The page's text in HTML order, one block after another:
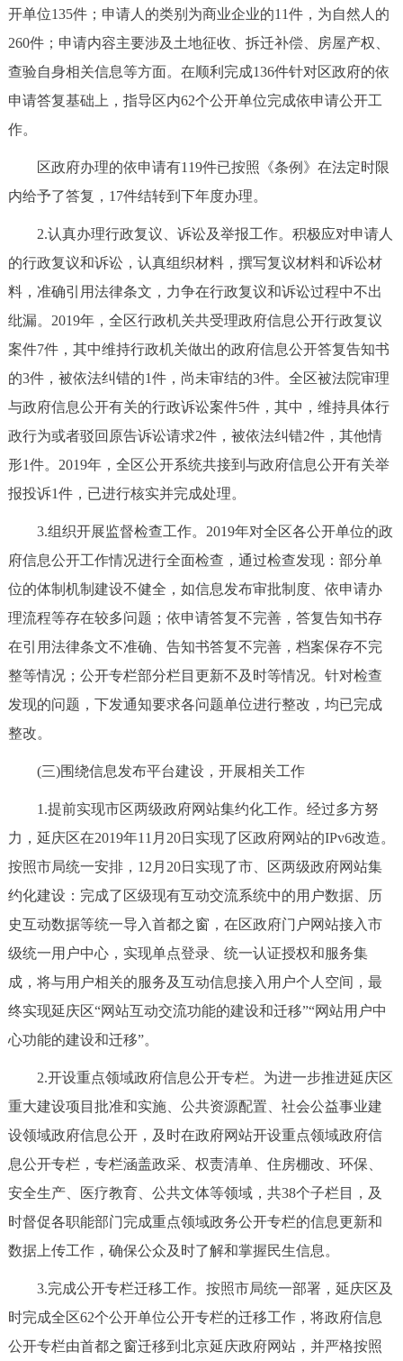
开单位135件；申请人的类别为商业企业的11件，为自然人的
260件；申请内容主要涉及土地征收、拆迁补偿、房屋产权、
查验自身相关信息等方面。在顺利完成136件针对区政府的依
申请答复基础上，指导区内62个公开单位完成依申请公开工
作。
区政府办理的依申请有119件已按照《条例》在法定时限
内给予了答复，17件结转到下年度办理。
2.认真办理行政复议、诉讼及举报工作。积极应对申请人
的行政复议和诉讼，认真组织材料，撰写复议材料和诉讼材
料，准确引用法律条文，力争在行政复议和诉讼过程中不出
纰漏。2019年，全区行政机关共受理政府信息公开行政复议
案件7件，其中维持行政机关做出的政府信息公开答复告知书
的3件，被依法纠错的1件，尚未审结的3件。全区被法院审理
与政府信息公开有关的行政诉讼案件5件，其中，维持具体行
政行为或者驳回原告诉讼请求2件，被依法纠错2件，其他情
形1件。2019年，全区公开系统共接到与政府信息公开有关举
报投诉1件，已进行核实并完成处理。
3.组织开展监督检查工作。2019年对全区各公开单位的政
府信息公开工作情况进行全面检查，通过检查发现：部分单
位的体制机制建设不健全，如信息发布审批制度、依申请办
理流程等存在较多问题；依申请答复不完善，答复告知书存
在引用法律条文不准确、告知书答复不完善，档案保存不完
整等情况；公开专栏部分栏目更新不及时等情况。针对检查
发现的问题，下发通知要求各问题单位进行整改，均已完成
整改。
(三)围绕信息发布平台建设，开展相关工作
1.提前实现市区两级政府网站集约化工作。经过多方努
力，延庆区在2019年11月20日实现了区政府网站的IPv6改造。
按照市局统一安排，12月20日实现了市、区两级政府网站集
约化建设：完成了区级现有互动交流系统中的用户数据、历
史互动数据等统一导入首都之窗，在区政府门户网站接入市
级统一用户中心，实现单点登录、统一认证授权和服务集
成，将与用户相关的服务及互动信息接入用户个人空间，最
终实现延庆区“网站互动交流功能的建设和迁移”“网站用户中
心功能的建设和迁移”。
2.开设重点领域政府信息公开专栏。为进一步推进延庆区
重大建设项目批准和实施、公共资源配置、社会公益事业建
设领域政府信息公开，及时在政府网站开设重点领域政府信
息公开专栏，专栏涵盖政采、权责清单、住房棚改、环保、
安全生产、医疗教育、公共文体等领域，共38个子栏目，及
时督促各职能部门完成重点领域政务公开专栏的信息更新和
数据上传工作，确保公众及时了解和掌握民生信息。
3.完成公开专栏迁移工作。按照市局统一部署，延庆区及
时完成全区62个公开单位公开专栏的迁移工作，将政府信息
公开专栏由首都之窗迁移到北京延庆政府网站，并严格按照